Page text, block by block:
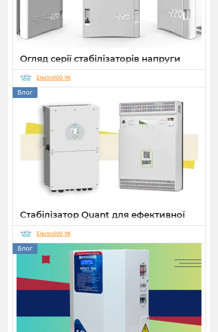
Огляд серії стабілізаторів напруги
Елекс АНТС: більше ніж просто
захист
22 07 2026
Electro100 YK
Блог
Стабілізатор Quant для ефективної
роботи СЕС
Electro100 YK
Блог